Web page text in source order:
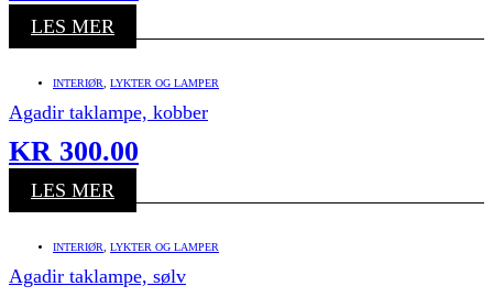
LES MER
INTERIØR LYKTER OG LAMPER
Agadir taklampe, kobber
KR 300.00
LES MER
INTERIØR LYKTER OG LAMPER
Agadir taklampe, sølv